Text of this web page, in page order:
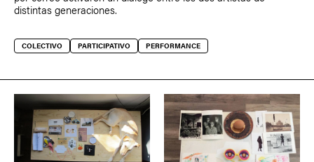
distintas generaciones.
COLECTIVO PARTICIPATIVO PERFORMANCE